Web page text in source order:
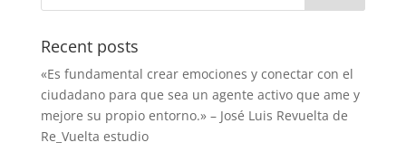
Recent posts
«Es fundamental crear emociones y conectar con el
ciudadano para que sea un agente activo que ame y
mejore su propio entorno.» – José Luis Revuelta de
Re_Vuelta estudio